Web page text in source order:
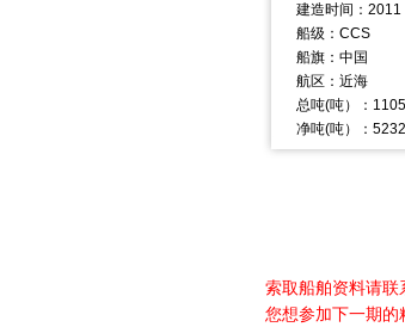
建造时间：2011
船级：CCS
船旗：中国
航区：近海
总吨(吨）：
净吨(吨）：5232
索取船舶资料请联
您想参加下一期的